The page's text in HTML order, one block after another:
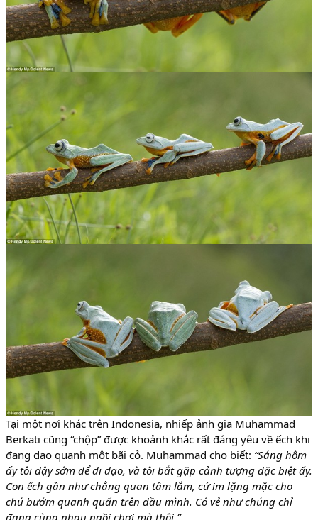
Tại một nơi khác trên Indonesia, nhiếp ảnh gia Muhammad
Berkati cũng “chộp” được khoảnh khắc rất đáng yêu về ếch khi
đang dạo quanh một bãi cỏ. Muhammad cho biết: “Sáng hôm
ấy tôi dậy sớm để đi dạo, và tôi bắt gặp cảnh tượng đặc biệt ấy.
Con ếch gần như chẳng quan tâm lắm, cứ im lặng mặc cho
chú bướm quanh quẩn trên đầu mình. Có vẻ như chúng chỉ
đang cùng nhau ngồi chơi mà thôi.”.